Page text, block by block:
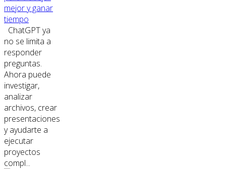
mejor y ganar
tiempo
ChatGPT ya
no se limita a
responder
preguntas.
Ahora puede
investigar,
analizar
archivos, crear
presentaciones
y ayudarte a
ejecutar
proyectos
compl...